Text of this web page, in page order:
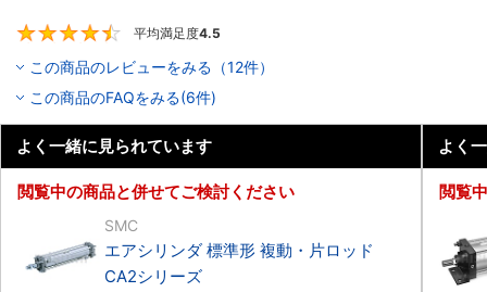
平均満足度4.5
この商品のレビューをみる（12件）
この商品のFAQをみる(6件)
よく一緒に見られています
閲覧中の商品と併せてご検討ください
SMC
エアシリンダ 標準形 複動・片ロッド
CA2シリーズ
よく
閲覧